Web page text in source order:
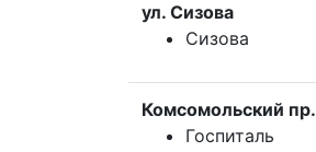
ул. Сизова
Сизова
Комсомольский пр.
Госпиталь